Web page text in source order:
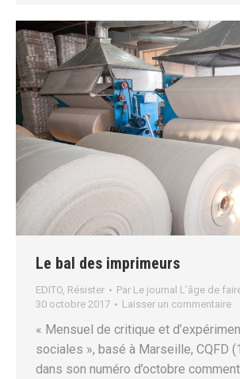
Le bal des imprimeurs
EDITO, Résister Par Le journal L’âge de
30 octobre 2017
Laisser un commentaire
« Mensuel de critique et
sociales », basé à Marseille, CQFD
dans son numéro d’octobre